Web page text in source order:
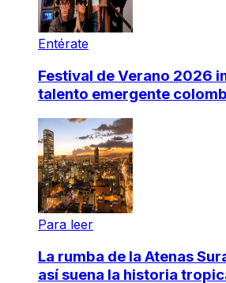
Entérate
Festival de Verano 2026
talento emergente
Para leer
La rumba de la Atenas
así suena la historia